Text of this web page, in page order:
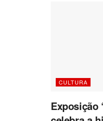
CULTURA
Exposição